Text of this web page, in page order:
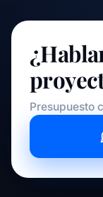
Presupuesto